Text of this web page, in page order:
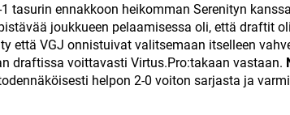
tasurin ennakkoon heikomman Serenityn
joukkueen pelaamisessa oli, että draftit
että VGJ onnistuivat valitsemaan itselleen
draftissa voittavasti Virtus.Pro:takaan vastaan.
helpon 2-0 voiton sarjasta ja